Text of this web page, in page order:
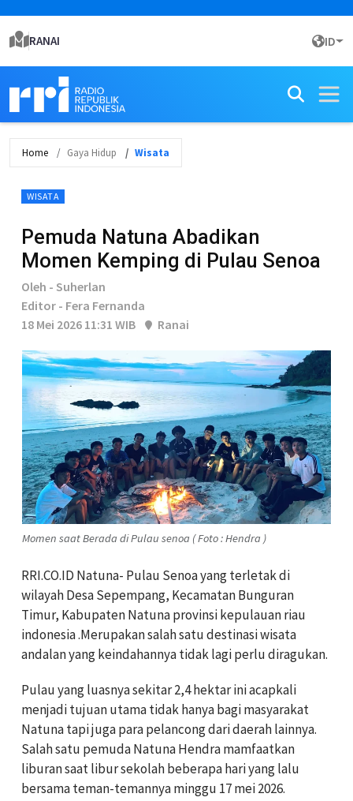
RANAI ID
Home Gaya Hidup Wisata
WISATA
Pemuda Natuna Abadikan
Momen Kemping di Pulau Senoa
Oleh - Suherlan
Editor - Fera Fernanda
18 Mei 2026 11:31 WIB
Ranai
Momen saat Berada di Pulau senoa ( Foto : Hendra )
RRI.CO.ID Natuna- Pulau Senoa yang terletak di
wilayah Desa Sepempang, Kecamatan Bunguran
Timur, Kabupaten Natuna provinsi kepulauan riau
indonesia .Merupakan salah satu destinasi wisata
andalan yang keindahannya tidak lagi perlu diragukan.
Pulau yang luasnya sekitar 2,4 hektar ini acapkali
menjadi tujuan utama tidak hanya bagi masyarakat
Natuna tapi juga para pelancong dari daerah lainnya.
Salah satu pemuda Natuna Hendra mamfaatkan
liburan saat libur sekolah beberapa hari yang lalu
bersama teman-temannya minggu 17 mei 2026.